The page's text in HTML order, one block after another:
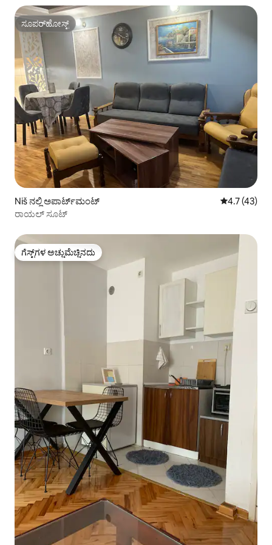
ಸೂಪರ್‌ಹೋಸ್ಟ್
ಸೂಪರ್‌ಹೋಸ್ಟ್
Niš ನಲ್ಲಿ ಅಪಾರ್ಟ್‌ಮಂಟ್ 5 ರಲ್ಲಿ 4.7
4.7 (43)
ರಾಯಲ್ ಸೂಟ್
ಗೆಸ್ಟ್‌ಗಳ ಅಚ್ಚುಮೆಚ್ಚಿನದು
ಗೆಸ್ಟ್‌ಗಳ ಅಚ್ಚುಮೆಚ್ಚಿನದು